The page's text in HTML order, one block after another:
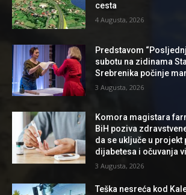
cesta
4 Augusta, 2026
Predstavom
subotu na zidinama
Srebrenika počinje
3 Augusta, 2026
Komora magistara
BiH poziva
da se uključe u projekt
dijabetesa i očuvanja
3 Augusta, 2026
Teška nesreća kod